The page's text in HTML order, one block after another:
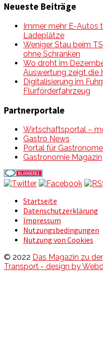
Neueste Beiträge
Immer mehr E-Autos
Ladeplätze
Weniger Stau beim
ohne Schranken
Wo droht im
Auswertung zeigt die
Digitalisierung im
Flurförderfahrzeug
Partnerportale
Wirtschaftsportal –
Gastro News
Portal für
Gastronomie Magazin
Startseite
Datenschutzerklärung
Impressum
Nutzungsbedingungen
Nutzung von Cookies
© 2022 Das Magazin zu
Transport - design by